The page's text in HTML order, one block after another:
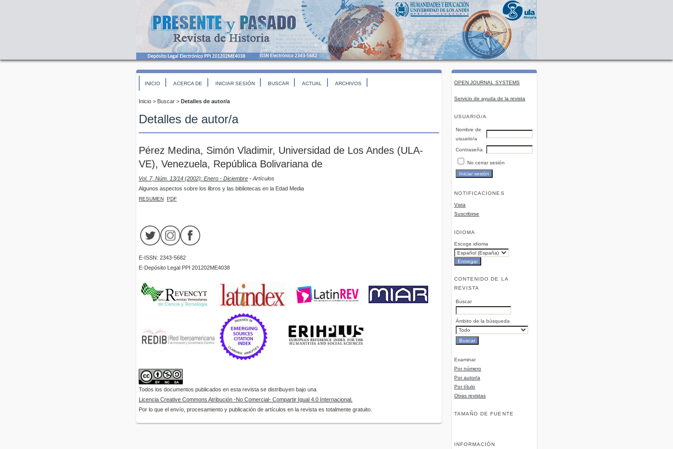
OPEN JOURNAL SYSTEMS
Servicio de ayuda de la revista
USUARIO/A
Nombre de
usuario/a
Contraseña
No cerrar sesión
NOTIFICACIONES
Vista
Suscribirse
IDIOMA
Escoge idioma
CONTENIDO DE LA
REVISTA
Buscar
Ámbito de la búsqueda
Examinar
Por número
Por autor/a
Por título
Otras revistas
TAMAÑO DE FUENTE
INFORMACIÓN
INICIO ACERCA DE INICIAR SESIÓN BUSCAR ACTUAL ARCHIVOS
Inicio > Buscar > Detalles de autor/a
Detalles de autor/a
Pérez Medina, Simón Vladimir, Universidad de Los Andes (ULA-
VE), Venezuela, República Bolivariana de
Vol. 7, Núm. 13/14 (2002): Enero - Diciembre - Artículos
Algunos aspectos sobre los libros y las bibliotecas en la Edad Media
RESUMEN PDF
E-ISSN: 2343-5682
E-Depósito Legal PPI 201202ME4038
Todos los documentos publicados en esta revista se distribuyen bajo una
Licencia Creative Commons Atribución -No Comercial- Compartir Igual 4.0 Internacional.
Por lo que el envío, procesamiento y publicación de artículos en la revista es totalmente gratuito.